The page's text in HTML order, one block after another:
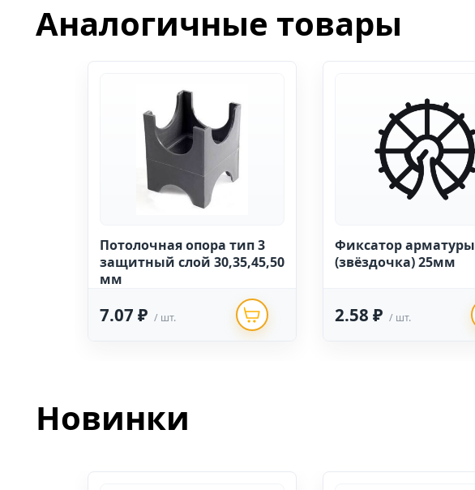
Аналогичные товары
Потолочная опора тип 3
защитный слой 30,35,45,50
мм
7.07 ₽ / шт.
Фиксатор арматуры
(звёздочка) 25мм
2.58 ₽ / шт.
Новинки